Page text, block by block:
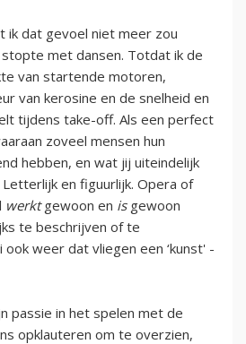
ik dat gevoel niet meer zou
met dansen. Totdat ik de
van startende motoren,
van kerosine en de snelheid en
tijdens take-off. Als een perfect
zoveel mensen hun
hebben, en wat jij uiteindelijk
en figuurlijk. Opera of
werktgewoon en isgewoon
te beschrijven of te
weer dat vliegen een ‘kunst' -
passie in het spelen met de
opklauteren om te overzien,